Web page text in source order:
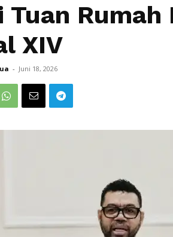
Tuan Rumah
XIV
- Juni 18, 2026